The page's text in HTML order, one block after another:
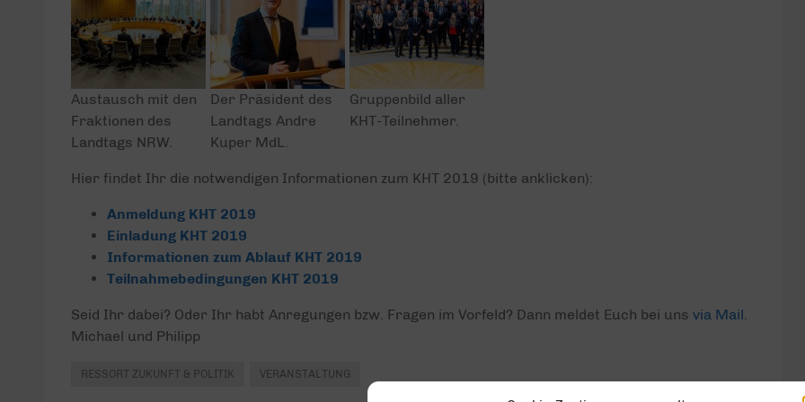
Austausch mit den
Fraktionen des
Landtags NRW.
Der Präsident des
Landtags Andre
Kuper MdL.
Gruppenbild aller
KHT-Teilnehmer.
Hier findet Ihr die notwendigen Informationen zum KHT 2019 (bitte anklicken):
Anmeldung KHT 2019
Einladung KHT 2019
Informationen zum Ablauf KHT 2019
Teilnahmebedingungen KHT 2019
Seid Ihr dabei? Oder Ihr habt Anregungen bzw. Fragen im Vorfeld? Dann meldet Euch bei uns via Mail.
Michael und Philipp
RESSORT ZUKUNFT & POLITIK VERANSTALTUNG